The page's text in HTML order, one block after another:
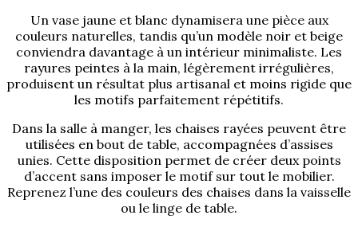
Un vase jaune et blanc dynamisera une pièce aux
couleurs naturelles, tandis qu’un modèle noir et beige
conviendra davantage à un intérieur minimaliste. Les
rayures peintes à la main, légèrement irrégulières,
produisent un résultat plus artisanal et moins rigide que
les motifs parfaitement répétitifs.
Dans la salle à manger, les chaises rayées peuvent être
utilisées en bout de table, accompagnées d’assises
unies. Cette disposition permet de créer deux points
d’accent sans imposer le motif sur tout le mobilier.
Reprenez l’une des couleurs des chaises dans la vaisselle
ou le linge de table.